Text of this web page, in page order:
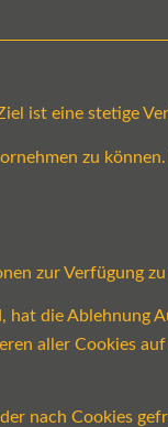
ist eine stetige
zu
zur Verfügung
die Ablehnung
aller Cookies
nach Cookies